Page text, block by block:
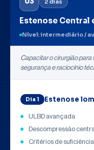
2 dias
Estenose Central
Nível: intermediário /
Capacitar o cirurgião
segurança e raciocínio
Dia 1 Estenose
ULBD avançada
Descompressão
Critérios de